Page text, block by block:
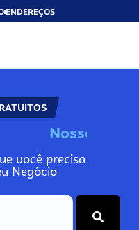
ENDEREÇOS
Nosso
você precisa
Negócio